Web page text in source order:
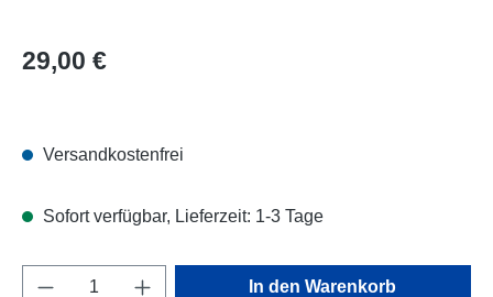
Regulärer Preis:
29,00 €
Versandkostenfrei
Sofort verfügbar, Lieferzeit: 1-3 Tage
Produkt Anzahl: Gib den gewünschten
In den Warenkorb